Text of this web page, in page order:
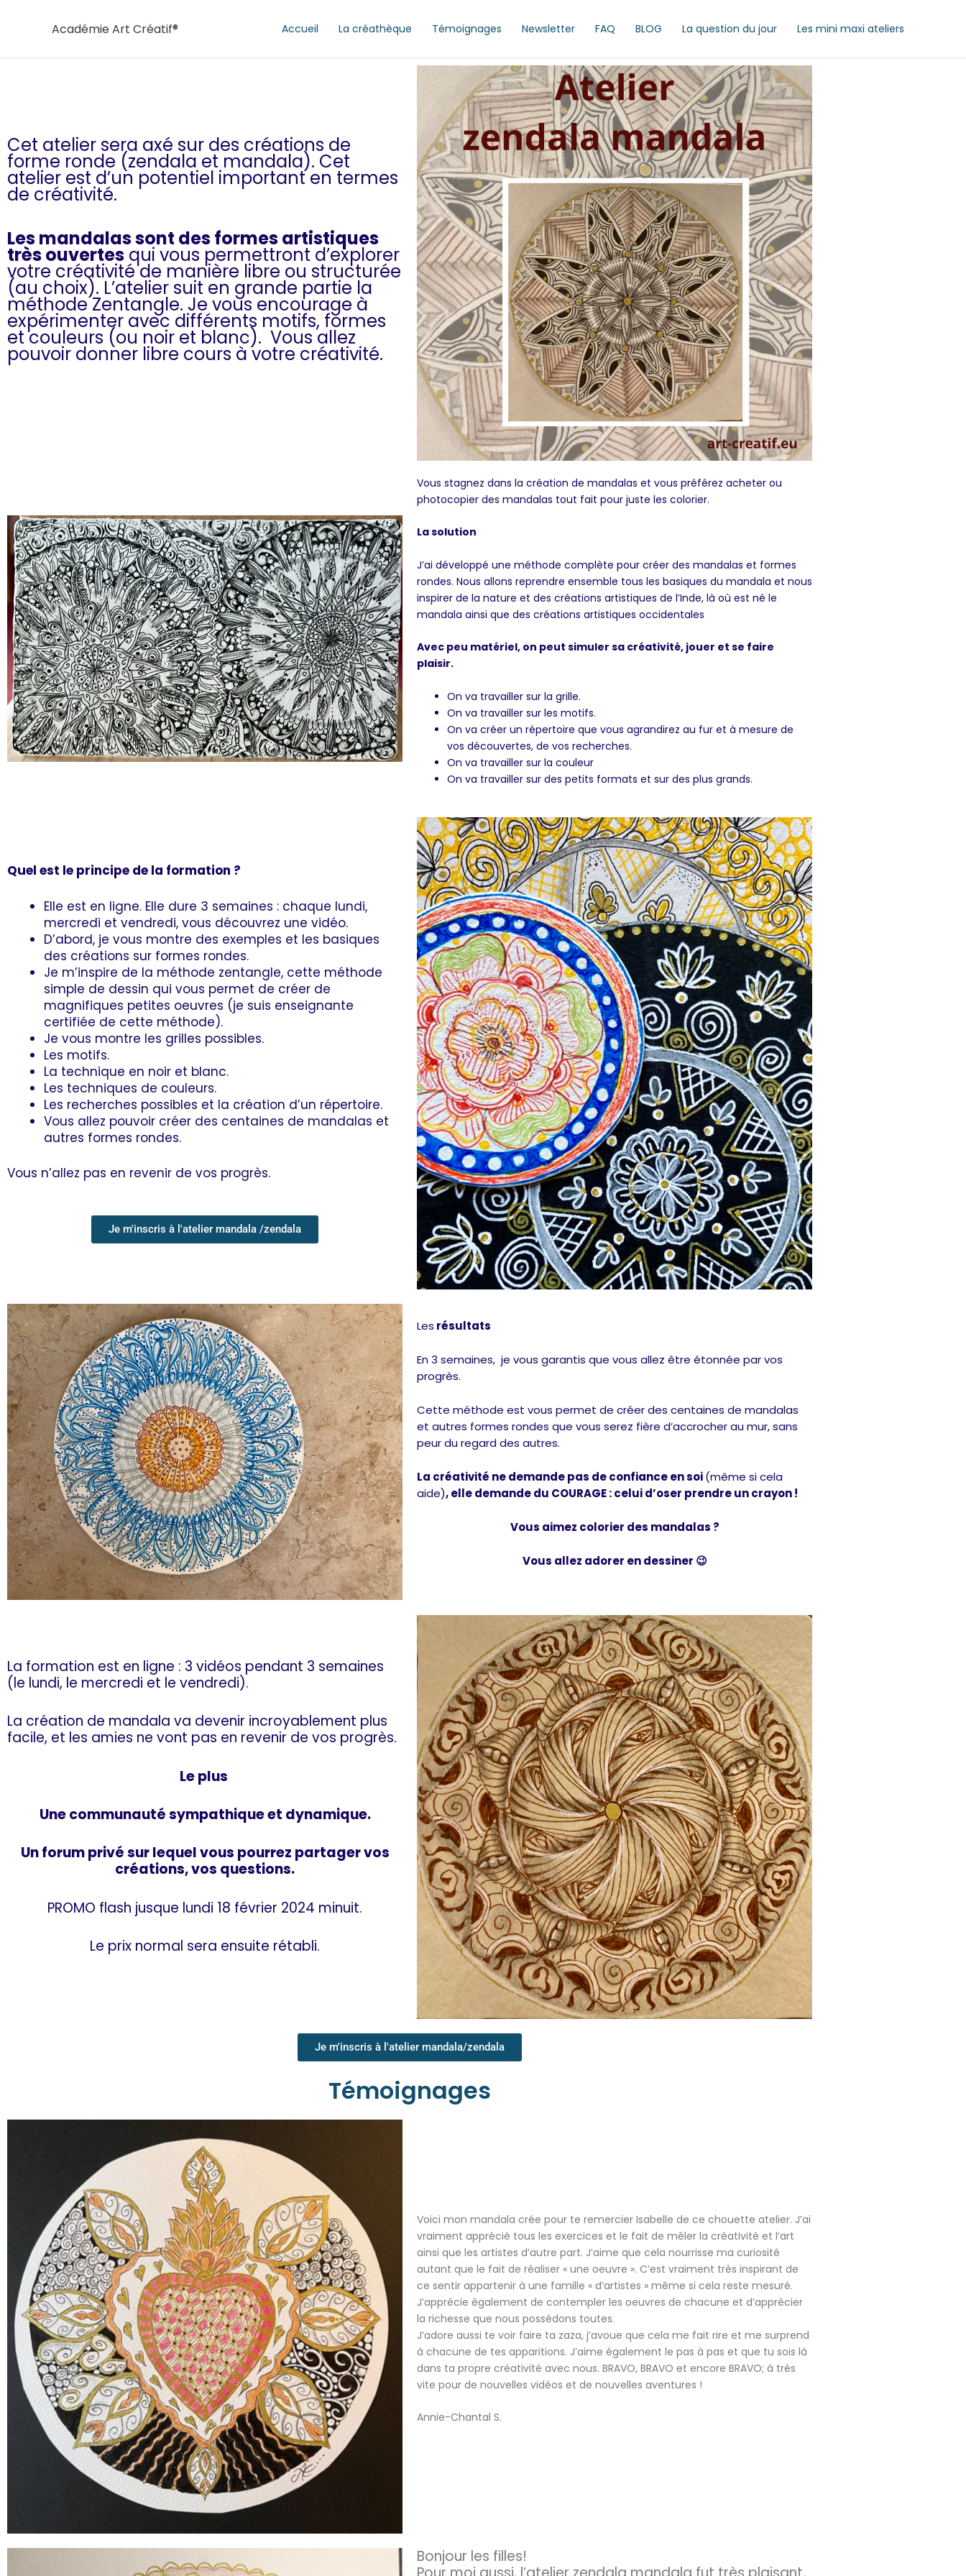
Académie Art Créatif® Accueil La créathèque Témoignages Newsletter FAQ BLOG La question du jour Les mini maxi ateliers
Cet atelier sera axé sur des créations de
forme ronde (zendala et mandala). Cet
atelier est d’un potentiel important en termes
de créativité.
Les mandalas sont des formes artistiques
très ouvertes qui vous permettront d’explorer
votre créativité de manière libre ou structurée
(au choix). L’atelier suit en grande partie la
méthode Zentangle. Je vous encourage à
expérimenter avec différents motifs, formes
et couleurs (ou noir et blanc). Vous allez
pouvoir donner libre cours à votre créativité.
Vous stagnez dans la création de mandalas et vous préférez acheter ou
photocopier des mandalas tout fait pour juste les colorier.
La solution
J’ai développé une méthode complète pour créer des mandalas et formes
rondes. Nous allons reprendre ensemble tous les basiques du mandala et nous
inspirer de la nature et des créations artistiques de l’Inde, là où est né le
mandala ainsi que des créations artistiques occidentales
Avec peu matériel, on peut simuler sa créativité, jouer et se faire
plaisir.
On va travailler sur la grille.
On va travailler sur les motifs.
On va créer un répertoire que vous agrandirez au fur et à mesure de
vos découvertes, de vos recherches.
On va travailler sur la couleur
On va travailler sur des petits formats et sur des plus grands.
Quel est le principe de la formation ?
Elle est en ligne. Elle dure 3 semaines : chaque lundi,
mercredi et vendredi, vous découvrez une vidéo.
D’abord, je vous montre des exemples et les basiques
des créations sur formes rondes.
Je m’inspire de la méthode zentangle, cette méthode
simple de dessin qui vous permet de créer de
magnifiques petites oeuvres (je suis enseignante
certifiée de cette méthode).
Je vous montre les grilles possibles.
Les motifs.
La technique en noir et blanc.
Les techniques de couleurs.
Les recherches possibles et la création d’un répertoire.
Vous allez pouvoir créer des centaines de mandalas et
autres formes rondes.
Vous n’allez pas en revenir de vos progrès.
Je m'inscris à l'atelier mandala /zendala
Les résultats
En 3 semaines, je vous garantis que vous allez être étonnée par vos
progrès.
Cette méthode est vous permet de créer des centaines de mandalas
et autres formes rondes que vous serez fière d’accrocher au mur, sans
peur du regard des autres.
La créativité ne demande pas de confiance en soi(même si cela
aide), elle demande du COURAGE : celui d’oser prendre un crayon !
Vous aimez colorier des mandalas ?
Vous allez adorer en dessiner 😉
La formation est en ligne : 3 vidéos pendant 3 semaines
(le lundi, le mercredi et le vendredi).
La création de mandala va devenir incroyablement plus
facile, et les amies ne vont pas en revenir de vos progrès.
Le plus
Une communauté sympathique et dynamique.
Un forum privé sur lequel vous pourrez partager vos
créations, vos questions.
PROMO flash jusque lundi 18 février 2024 minuit.
Le prix normal sera ensuite rétabli.
Je m'inscris à l'atelier mandala/zendala
Témoignages
Voici mon mandala crée pour te remercier Isabelle de ce chouette atelier. J’ai
vraiment apprécié tous les exercices et le fait de mêler la créativité et l’art
ainsi que les artistes d’autre part. J’aime que cela nourrisse ma curiosité
autant que le fait de réaliser « une oeuvre ». C’est vraiment très inspirant de
ce sentir appartenir à une famille « d’artistes » même si cela reste mesuré.
J’apprécie également de contempler les oeuvres de chacune et d’apprécier
la richesse que nous possédons toutes.
J’adore aussi te voir faire ta zaza, j’avoue que cela me fait rire et me surprend
à chacune de tes apparitions. J’aime également le pas à pas et que tu sois là
dans ta propre créativité avec nous. BRAVO, BRAVO et encore BRAVO; à très
vite pour de nouvelles vidéos et de nouvelles aventures !
Annie-Chantal S.
Bonjour les filles!